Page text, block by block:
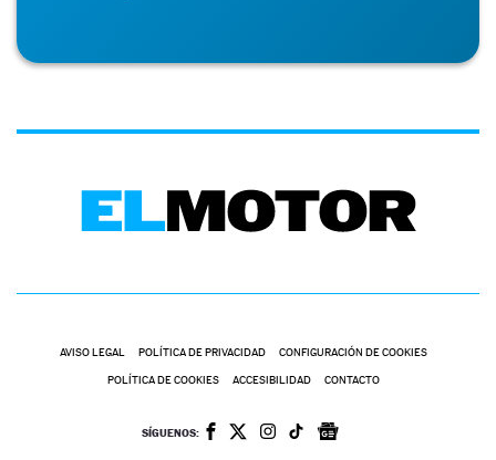
AVISO LEGAL POLÍTICA DE PRIVACIDAD CONFIGURACIÓN DE COOKIES
POLÍTICA DE COOKIES ACCESIBILIDAD CONTACTO
SÍGUENOS: